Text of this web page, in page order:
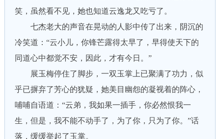
笑，虽然看不见，她也知道云逸龙又吃亏了。
七杰老大的声音在晃动的人影中传了出来，阴沉的
冷笑道：“云小儿，你锋芒露得太早了，早得使天下的
同道心中都觉不安，因此，才有今日。”
展玉梅停住了脚步，一双玉掌上已聚满了功力，似
乎已摒弃了芳心的犹疑，她美目幽怨的凝视着的阵心，
哺哺自语道：“云弟，我如果一插手，你必然恨我一
生，但是，我不能不动手了，为了你，只为了你。”话
落，缓缓举起了玉掌。